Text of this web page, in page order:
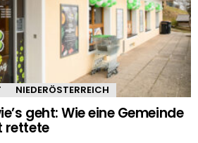
NIEDERÖSTERREICH
geht: Wie eine Gemeinde
rettete